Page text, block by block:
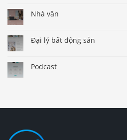
Nhà văn
Đại lý bất động sản
Podcast